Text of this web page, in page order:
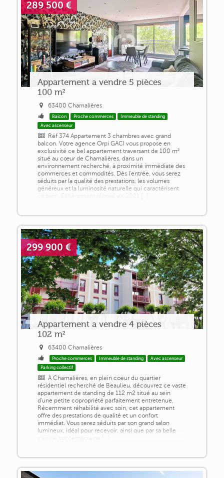
289 500 €
Appartement a vendre 5 pièces
100 m²
63400 Chamalières
Balcon Proche commerces
Immeuble de standing
Avec ascenseur
Réf 374 Appartement 3 chambres avec grand
balcon. Votre agence Orpi GACI vous propose en
exclusivité ce bel appartement traversant de 100 m²
situé au cœur de Chamalières, dans un
environnement recherché, à proximité immédiate des
commerces et commodités. Dès l'entrée, vous serez
séduits par la qualité des prestations, les volumes
généreux et la luminosité naturelle qui caractérisent
ce bien. Entièrement rénové en 2021 [...]
299 900 €
Appartement a vendre 4 pièces
102 m²
63400 Chamalières
Proche commerces Immeuble de standing
Avec ascenseur
Parking collectif
À Chamalières, en plein coeur du quartier
résidentiel recherché de Beaulieu, découvrez ce vaste
appartement de standing de 112 m2 situé au sein
d'une petite copropriété parfaitement entretenue.
Récemment réhabilité avec soin, cet appartement
offre des prestations de qualité et un confort
immédiat. Vous serez séduits par son grand salon
lumineux, idéal pour recevoir, ainsi que par sa belle
cuisine contemporaine [...]